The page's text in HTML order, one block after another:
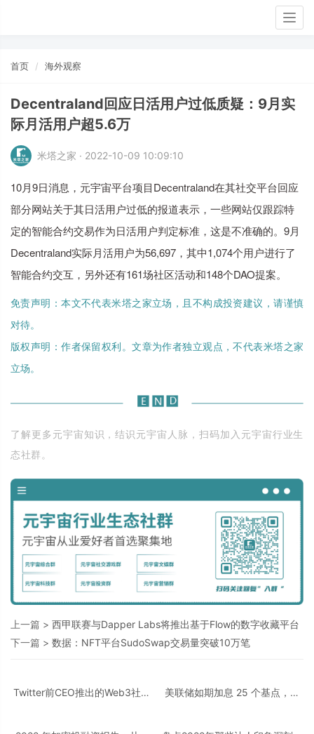
首页 海外观察
Decentraland回应日活用户过低质疑：9月实
际月活用户超5.6万
米塔之家 · 2022-10-09 10:09:10
10月9日消息，元宇宙平台项目Decentraland在其社交平台回应
部分网站关于其日活用户过低的报道表示，一些网站仅跟踪特
定的智能合约交易作为日活用户判定标准，这是不准确的。9月
Decentraland实际月活用户为56,697，其中1,074个用户进行了
智能合约交互，另外还有161场社区活动和148个DAO提案。
免责声明：本文不代表米塔之家立场，且不构成投资建议，请谨慎
对待。
版权声明：作者保留权利。文章为作者独立观点，不代表米塔之家
立场。
了解更多元宇宙知识，结识元宇宙人脉，扫码加入元宇宙行业生
态社群。
上一篇 > 西甲联赛与Dapper Labs将推出基于Flow的数字收藏平台
下一篇 > 数据：NFT平台SudoSwap交易量突破10万笔
Twitter前CEO推出的Web3社交
美联储如期加息 25 个基点，最